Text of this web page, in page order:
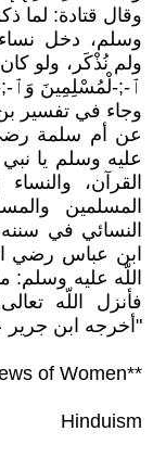
وقال قتادة: لما
وسلم، دخل
ولم نُذْكَر، ولو
ٱ-;-لْمُسْلِمِينَ
وجاء في تفسير بن
عن أم سلمة رضي
عليه وسلم يا
القرآن،
المسلمين
النسائي في
ابن عباس رضي
اللّه عليه وسلم:
فأنزل اللّه
"أخرجه ابن
**Negative Religious Views of Women
Hinduism